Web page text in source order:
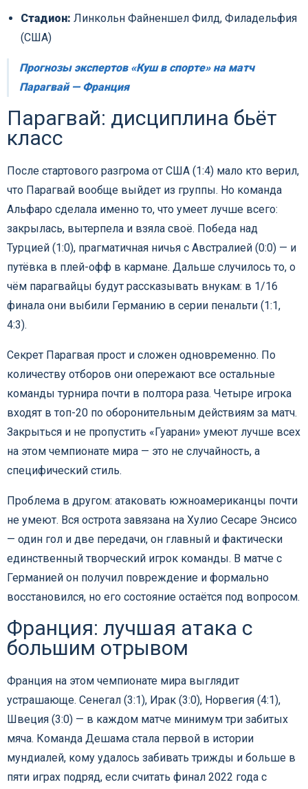
Стадион: Линкольн Файненшел Филд, Филадельфия
(США)
Прогнозы экспертов «Куш в спорте» на матч
Парагвай — Франция
Парагвай: дисциплина бьёт
класс
После стартового разгрома от США (1:4) мало кто верил,
что Парагвай вообще выйдет из группы. Но команда
Альфаро сделала именно то, что умеет лучше всего:
закрылась, вытерпела и взяла своё. Победа над
Турцией (1:0), прагматичная ничья с Австралией (0:0) — и
путёвка в плей-офф в кармане. Дальше случилось то, о
чём парагвайцы будут рассказывать внукам: в 1/16
финала они выбили Германию в серии пенальти (1:1,
4:3).
Секрет Парагвая прост и сложен одновременно. По
количеству отборов они опережают все остальные
команды турнира почти в полтора раза. Четыре игрока
входят в топ-20 по оборонительным действиям за матч.
Закрыться и не пропустить «Гуарани» умеют лучше всех
на этом чемпионате мира — это не случайность, а
специфический стиль.
Проблема в другом: атаковать южноамериканцы почти
не умеют. Вся острота завязана на Хулио Сесаре Энсисо
— один гол и две передачи, он главный и фактически
единственный творческий игрок команды. В матче с
Германией он получил повреждение и формально
восстановился, но его состояние остаётся под вопросом.
Франция: лучшая атака с
большим отрывом
Франция на этом чемпионате мира выглядит
устрашающе. Сенегал (3:1), Ирак (3:0), Норвегия (4:1),
Швеция (3:0) — в каждом матче минимум три забитых
мяча. Команда Дешама стала первой в истории
мундиалей, кому удалось забивать трижды и больше в
пяти играх подряд, если считать финал 2022 года с